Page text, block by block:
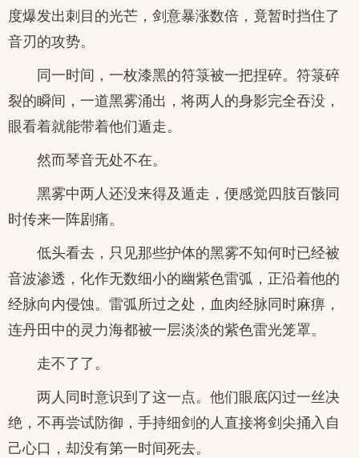
度爆发出刺目的光芒，剑意暴涨数倍，竟暂时挡住了
音刃的攻势。
同一时间，一枚漆黑的符箓被一把捏碎。符箓碎
裂的瞬间，一道黑雾涌出，将两人的身影完全吞没，
眼看着就能带着他们遁走。
然而琴音无处不在。
黑雾中两人还没来得及遁走，便感觉四肢百骸同
时传来一阵剧痛。
低头看去，只见那些护体的黑雾不知何时已经被
音波渗透，化作无数细小的幽紫色雷弧，正沿着他的
经脉向内侵蚀。雷弧所过之处，血肉经脉同时麻痹，
连丹田中的灵力海都被一层淡淡的紫色雷光笼罩。
走不了了。
两人同时意识到了这一点。他们眼底闪过一丝决
绝，不再尝试防御，手持细剑的人直接将剑尖捅入自
己心口，却没有第一时间死去。